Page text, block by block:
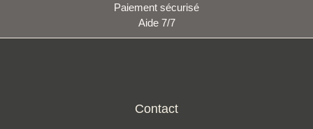
Paiement sécurisé
Aide 7/7
Contact